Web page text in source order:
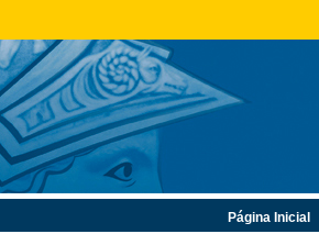
Página Inicial